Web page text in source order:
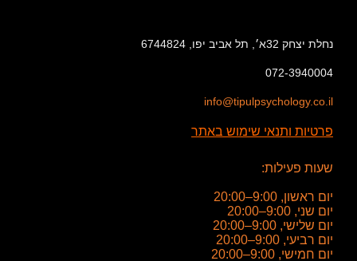
נחלת יצחק 32א׳, תל אביב יפו, 6744824
072-3940004
info@tipulpsychology.co.il
פרטיות ותנאי שימוש באתר
שעות פעילות:
יום ראשון, 9:00–20:00
יום שני, 9:00–20:00
יום שלישי, 9:00–20:00
יום רביעי, 9:00–20:00
יום חמישי, 9:00–20:00